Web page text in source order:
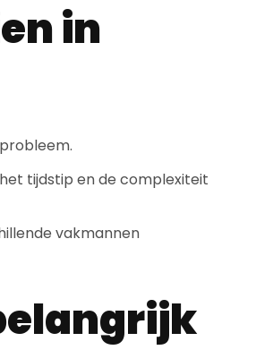
in
tijdstip en de complexiteit
vakmannen